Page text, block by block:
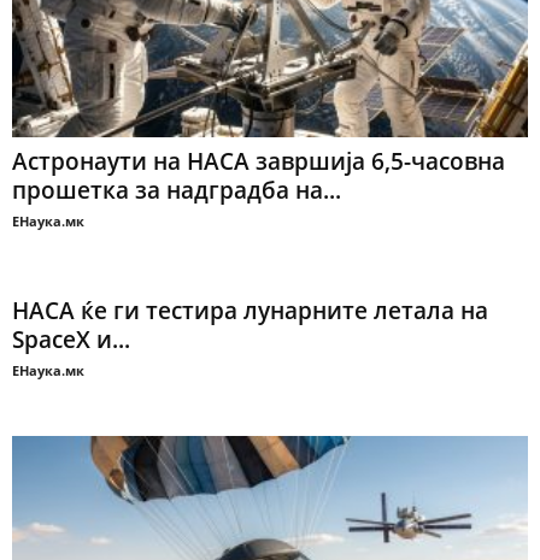
Астронаути на НАСА завршија 6,5-часовна
прошетка за надградба на...
ЕНаука.мк
НАСА ќе ги тестира лунарните летала на
SpaceX и...
ЕНаука.мк